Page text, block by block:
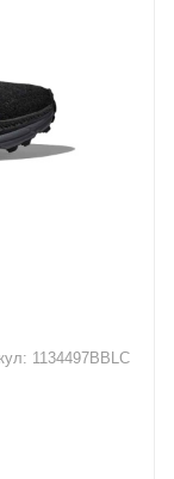
1134497BBLC